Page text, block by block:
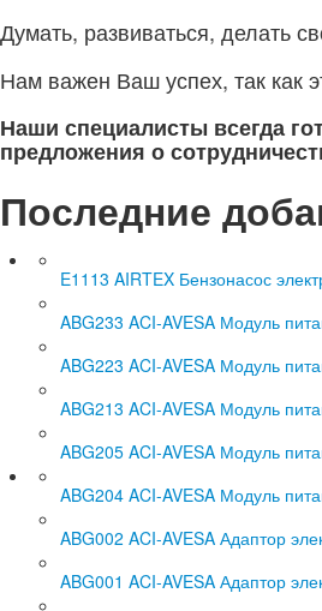
Думать, развиваться, делать
Нам важен Ваш успех, так как
Наши специалисты всегда
предложения о
Последние
E1113 AIRTEX Бензонасос
ABG233 ACI-AVESA Модуль
ABG223 ACI-AVESA Модуль
ABG213 ACI-AVESA Модуль
ABG205 ACI-AVESA Модуль
ABG204 ACI-AVESA Модуль
ABG002 ACI-AVESA Адаптор
ABG001 ACI-AVESA Адаптор